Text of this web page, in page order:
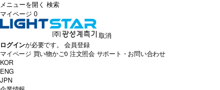
メニューを開く 検索
マイページ 0
取消
ログインが必要です。
会員登録
マイページ 買い物かご0 注文照会 サポート・お問い合わせ
KOR
ENG
JPN